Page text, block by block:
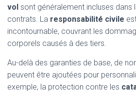
vol sont généralement incluses dans
contrats. La responsabilité civile
incontournable, couvrant les
corporels causés à des tiers.
Au-delà des garanties de base, de
peuvent être ajoutées pour
exemple, la protection contre les